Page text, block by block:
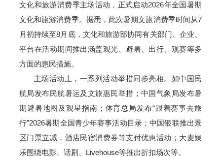
文化和旅游消费季主场活动，正式启动2026年全国暑期
文化和旅游消费季。据悉，此次暑期文旅消费季时间从7
月初持续至8月底，文化和旅游部协同有关部门、企业、
平台在活动期间推出涵盖观光、避暑、出行、观赛等多
方面的惠民措施。
主场活动上，一系列活动举措同步亮相。如中国民
航局发布民航暑运及文旅惠民举措；中国气象局发布暑
期避暑地图及观星指南；体育总局发布“跟着赛事去旅
行”2026暑期全国青少年赛事活动目录；中国银联推出景
区门票立减，酒店民宿消费券等支付优惠活动；大麦娱
乐围绕电影、话剧、Livehouse等推出折扣场次等。